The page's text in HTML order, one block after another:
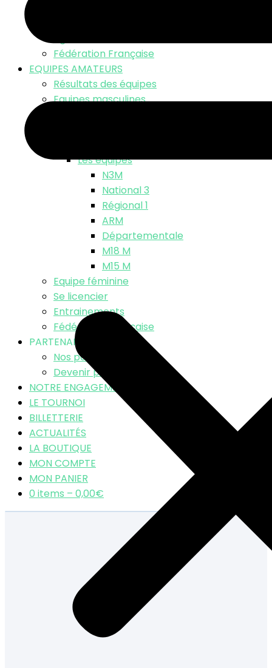
Fédération Française
EQUIPES AMATEURS
Résultats des équipes
Equipes masculines
Les équipes
N3M
National 3
Régional 1
ARM
Départementale
M18 M
M15 M
Equipe féminine
Se licencier
Entrainements
Fédération Française
PARTENAIRES
Nos partenaires
Devenir partenaire
NOTRE ENGAGEMENT RSE
LE TOURNOI
BILLETTERIE
ACTUALITÉS
LA BOUTIQUE
MON COMPTE
MON PANIER
0 items – 0,00€